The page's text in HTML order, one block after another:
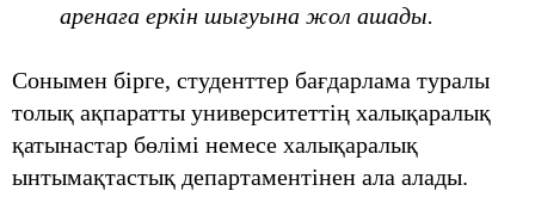
аренаға еркін шығуына жол ашады.
Сонымен бірге, студенттер бағдарлама туралы
толық ақпаратты университеттің халықаралық
қатынастар бөлімі немесе халықаралық
ынтымақтастық департаментінен ала алады.